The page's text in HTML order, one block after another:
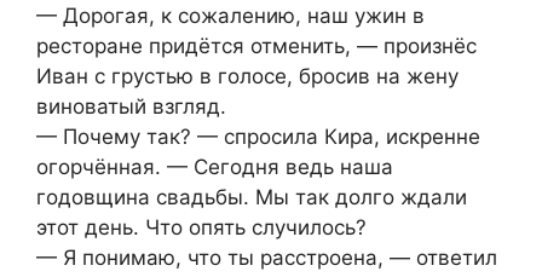
— Дорогая, к сожалению, наш ужин в
ресторане придётся отменить, — произнёс
Иван с грустью в голосе, бросив на жену
виноватый взгляд.
— Почему так? — спросила Кира, искренне
огорчённая. — Сегодня ведь наша
годовщина свадьбы. Мы так долго ждали
этот день. Что опять случилось?
— Я понимаю, что ты расстроена, — ответил